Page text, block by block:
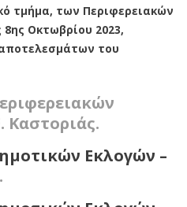
τμήμα, των Περιφερειακών
Οκτωβρίου 2023,
του
Καστοριάς.
Εκλογών –